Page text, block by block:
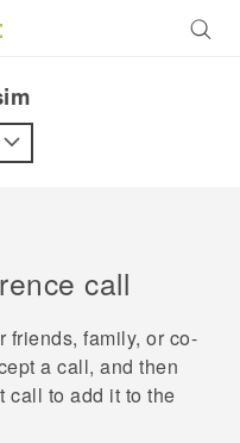
call
friends, family, or co-
a call, and then
call to add it to the